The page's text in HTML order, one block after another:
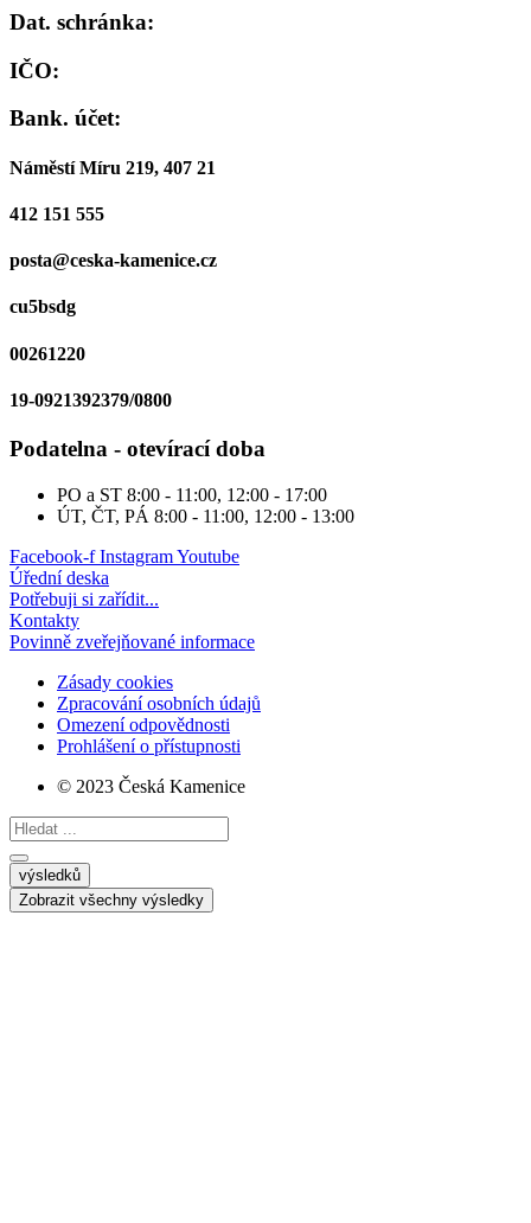
Dat. schránka:
IČO:
Bank. účet:
Náměstí Míru 219, 407 21
412 151 555
posta@ceska-kamenice.cz
cu5bsdg
00261220
19-0921392379/0800
Podatelna - otevírací doba
PO a ST 8:00 - 11:00, 12:00 - 17:00
ÚT, ČT, PÁ 8:00 - 11:00, 12:00 - 13:00
Facebook-f InstagramYoutube
Úřední deska
Potřebuji si zařídit...
Kontakty
Povinně zveřejňované informace
Zásady cookies
Zpracování osobních údajů
Omezení odpovědnosti
Prohlášení o přístupnosti
© 2023 Česká Kamenice
Search
...
výsledků
Zobrazit všechny výsledky